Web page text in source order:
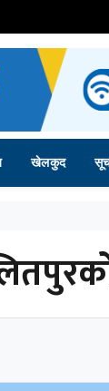
खेलकुद
उल्टो चाप’